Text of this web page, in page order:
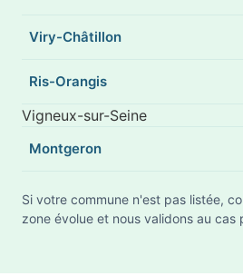
Viry-Châtillon
Ris-Orangis
Vigneux-sur-Seine
Montgeron
Si votre commune n'est pas listée,
zone évolue et nous validons au cas